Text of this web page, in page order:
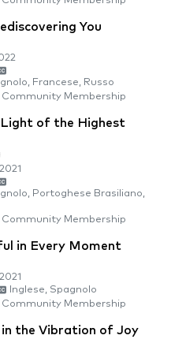
You
Francese, Russo
Community Membership
Light of the Highest
Portoghese Brasiliano,
Community Membership
in Every Moment
Inglese, Spagnolo
Community Membership
in the Vibration of Joy